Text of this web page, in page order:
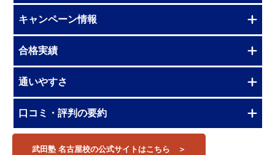
キャンペーン情報
合格実績
通いやすさ
口コミ・評判の要約
武田塾 名古屋校の公式サイトはこちら